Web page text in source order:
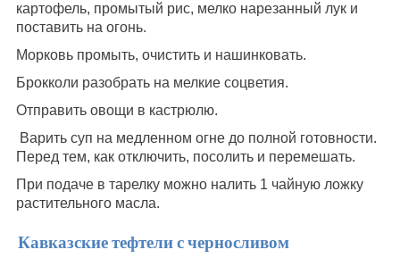
картофель, промытый рис, мелко нарезанный лук и
поставить на огонь.
Морковь промыть, очистить и нашинковать.
Брокколи разобрать на мелкие соцветия.
Отправить овощи в кастрюлю.
Варить суп на медленном огне до полной готовности.
Перед тем, как отключить, посолить и перемешать.
При подаче в тарелку можно налить 1 чайную ложку
растительного масла.
Кавказские тефтели с черносливом